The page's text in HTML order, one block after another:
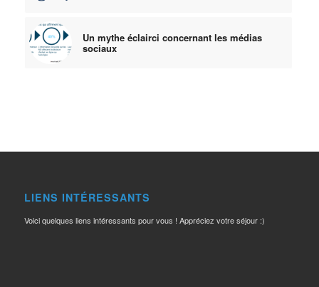
Un mythe éclairci concernant les médias
sociaux
LIENS INTÉRESSANTS
Voici quelques liens intéressants pour vous ! Appréciez votre séjour :)